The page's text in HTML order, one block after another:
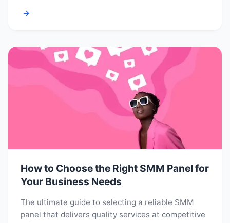
→
How to Choose the Right SMM Panel for
Your Business Needs
The ultimate guide to selecting a reliable SMM
panel that delivers quality services at competitive